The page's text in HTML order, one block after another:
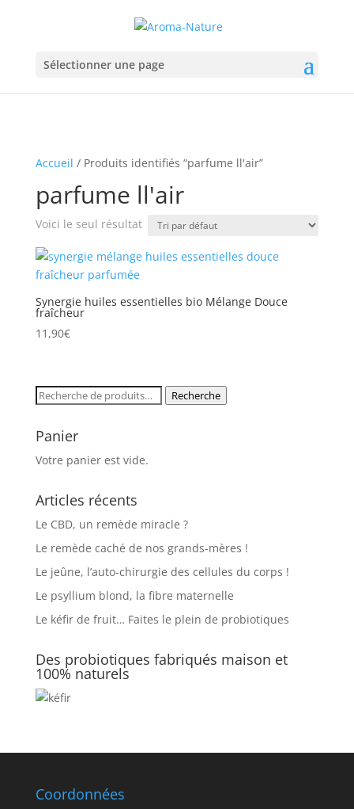
Sélectionner une page
Accueil / Produits identifiés “parfume ll'air”
parfume ll'air
Voici le seul résultat
Synergie huiles essentielles bio Mélange Douce
fraîcheur
11,90€
Recherche
Recherche
Panier
Votre panier est vide.
Articles récents
Le CBD, un remède miracle ?
Le remède caché de nos grands-mères !
Le jeûne, l’auto-chirurgie des cellules du corps !
Le psyllium blond, la fibre maternelle
Le kéfir de fruit… Faites le plein de probiotiques
Des probiotiques fabriqués maison et
100% naturels
Coordonnées